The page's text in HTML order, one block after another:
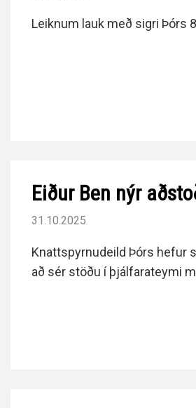
Leiknum lauk með sigri Þórs
Eiður Ben nýr
31.10.2025
Knattspyrnudeild Þórs hefur
að sér stöðu í þjálfarateymi